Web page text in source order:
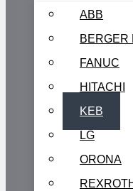
ABB
BERGER
FANUC
HITACHI
KEB
LG
ORONA